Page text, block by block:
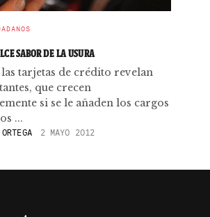
SABOR DE LA USURA
las tarjetas de crédito revelan
que crecen
si se le añaden los cargos
...
2 MAYO 2012